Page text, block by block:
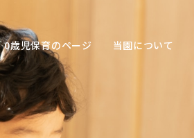
0歳児保育のページ 当園について